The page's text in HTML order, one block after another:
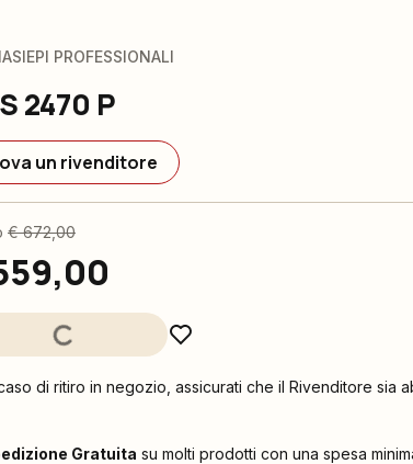
PROFESSIONALI
2470 P
un rivenditore
€ 672,00
di ritiro in negozio, assicurati che il Rivenditore sia
Gratuita su molti prodotti con una spesa